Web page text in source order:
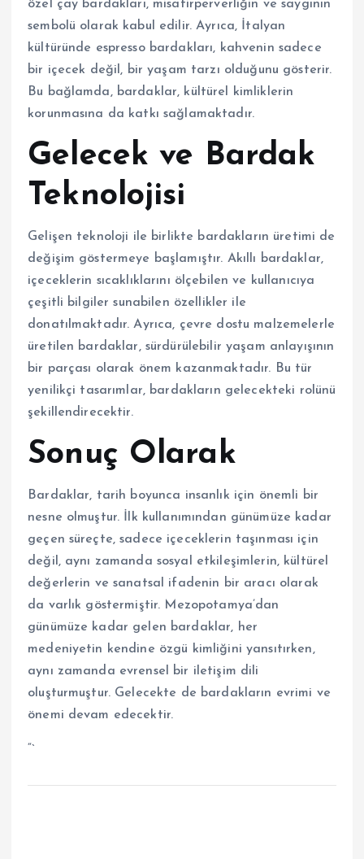
özel çay bardakları, misafirperverliğin ve saygının
sembolü olarak kabul edilir. Ayrıca, İtalyan
kültüründe espresso bardakları, kahvenin sadece
bir içecek değil, bir yaşam tarzı olduğunu gösterir.
Bu bağlamda, bardaklar, kültürel kimliklerin
korunmasına da katkı sağlamaktadır.
Gelecek ve Bardak
Teknolojisi
Gelişen teknoloji ile birlikte bardakların üretimi de
değişim göstermeye başlamıştır. Akıllı bardaklar,
içeceklerin sıcaklıklarını ölçebilen ve kullanıcıya
çeşitli bilgiler sunabilen özellikler ile
donatılmaktadır. Ayrıca, çevre dostu malzemelerle
üretilen bardaklar, sürdürülebilir yaşam anlayışının
bir parçası olarak önem kazanmaktadır. Bu tür
yenilikçi tasarımlar, bardakların gelecekteki rolünü
şekillendirecektir.
Sonuç Olarak
Bardaklar, tarih boyunca insanlık için önemli bir
nesne olmuştur. İlk kullanımından günümüze kadar
geçen süreçte, sadece içeceklerin taşınması için
değil, aynı zamanda sosyal etkileşimlerin, kültürel
değerlerin ve sanatsal ifadenin bir aracı olarak
da varlık göstermiştir. Mezopotamya’dan
günümüze kadar gelen bardaklar, her
medeniyetin kendine özgü kimliğini yansıtırken,
aynı zamanda evrensel bir iletişim dili
oluşturmuştur. Gelecekte de bardakların evrimi ve
önemi devam edecektir.
“`